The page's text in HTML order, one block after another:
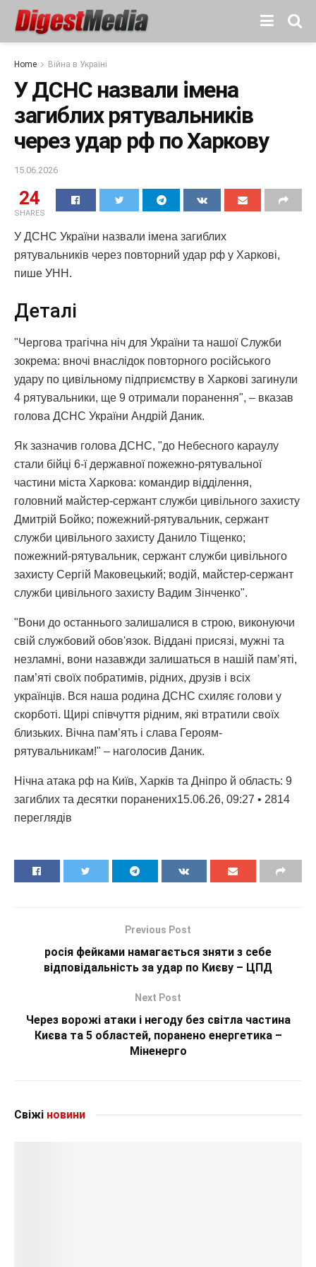
Home Війна в Україні
У ДСНС назвали імена
загиблих рятувальників
через удар рф по Харкову
15.06.2026
24
SHARES
У ДСНС України назвали імена загиблих
рятувальників через повторний удар рф у Харкові,
пише УНН.
Деталі
"Чергова трагічна ніч для України та нашої Служби
зокрема: вночі внаслідок повторного російського
удару по цивільному підприємству в Харкові загинули
4 рятувальники, ще 9 отримали поранення", – вказав
голова ДСНС України Андрій Даник.
Як зазначив голова ДСНС, "до Небесного караулу
стали бійці 6-ї державної пожежно-рятувальної
частини міста Харкова: командир відділення,
головний майстер-сержант служби цивільного захисту
Дмитрій Бойко; пожежний-рятувальник, сержант
служби цивільного захисту Данило Тіщенко;
пожежний-рятувальник, сержант служби цивільного
захисту Сергій Маковецький; водій, майстер-сержант
служби цивільного захисту Вадим Зінченко".
"Вони до останнього залишалися в строю, виконуючи
свій службовий обов'язок. Віддані присязі, мужні та
незламні, вони назавжди залишаться в нашій пам’яті,
пам’яті своїх побратимів, рідних, друзів і всіх
українців. Вся наша родина ДСНС схиляє голови у
скорботі. Щирі співчуття рідним, які втратили своїх
близьких. Вічна пам’ять і слава Героям-
рятувальникам!" – наголосив Даник.
Нічна атака рф на Київ, Харків та Дніпро й область: 9
загиблих та десятки поранених15.06.26, 09:27 • 2814
переглядiв
Previous Post
росія фейками намагається зняти з себе
відповідальність за удар по Києву – ЦПД
Next Post
Через ворожі атаки і негоду без світла частина
Києва та 5 областей, поранено енергетика –
Міненерго
Свіжі новини